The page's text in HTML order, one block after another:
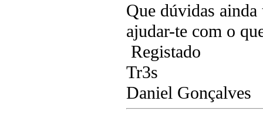
Que dúvidas
ajudar-te com o
Registado
Tr3s
Daniel Gonçalves